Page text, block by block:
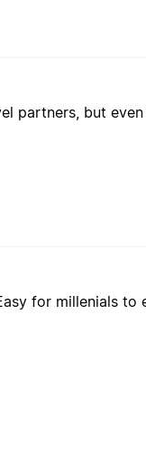
partners, but
for millenials to